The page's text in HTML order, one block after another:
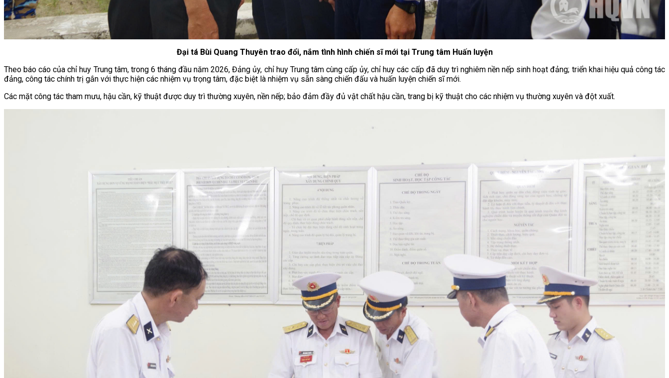
Đại tá Bùi Quang Thuyên trao đổi, nắm tình hình chiến sĩ mới tại Trung tâm Huấn luyện
Theo báo cáo của chỉ huy Trung tâm, trong 6 tháng đầu năm 2026, Đảng ủy, chỉ huy Trung tâm cùng cấp ủy, chỉ huy các cấp đã duy trì nghiêm nền nếp sinh hoạt đảng; triển khai hiệu quả công tác
đảng, công tác chính trị gắn với thực hiện các nhiệm vụ trọng tâm, đặc biệt là nhiệm vụ sẵn sàng chiến đấu và huấn luyện chiến sĩ mới.
Các mặt công tác tham mưu, hậu cần, kỹ thuật được duy trì thường xuyên, nền nếp; bảo đảm đầy đủ vật chất hậu cần, trang bị kỹ thuật cho các nhiệm vụ thường xuyên và đột xuất.